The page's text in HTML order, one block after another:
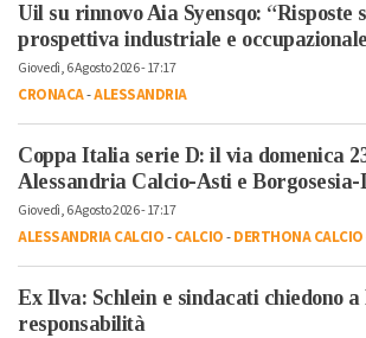
Uil su rinnovo Aia Syensqo: “Risposte
prospettiva industriale e
Giovedì, 6 Agosto 2026 - 17:17
CRONACA-ALESSANDRIA
Coppa Italia serie D: il via domenica
Alessandria Calcio-Asti e
Giovedì, 6 Agosto 2026 - 17:17
ALESSANDRIA CALCIO-CALCIO-DERTHONA CALCIO
Ex Ilva: Schlein e sindacati chiedono
responsabilità